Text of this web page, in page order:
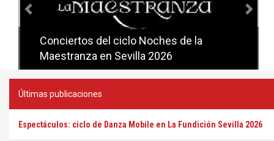
Conciertos del ciclo Noches de la
Maestranza en Sevilla 2026
Conciertos del ciclo Candlelight en
Sevilla
Últimas publicaciones
Espectáculos: ciclo de Danza Mobile en La Fundición Sevilla 2026